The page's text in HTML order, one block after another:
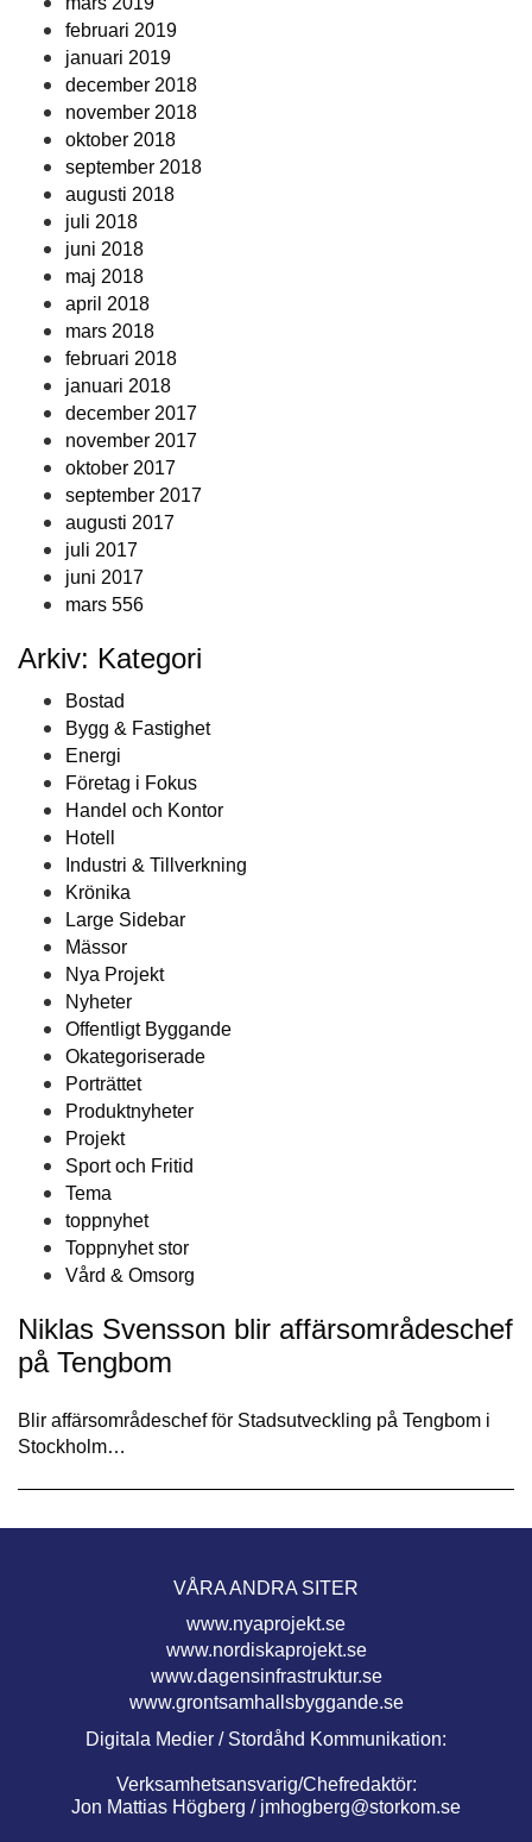
februari 2019
januari 2019
december 2018
november 2018
oktober 2018
september 2018
augusti 2018
juli 2018
juni 2018
maj 2018
april 2018
mars 2018
februari 2018
januari 2018
december 2017
november 2017
oktober 2017
september 2017
augusti 2017
juli 2017
juni 2017
mars 556
Arkiv: Kategori
Bostad
Bygg & Fastighet
Energi
Företag i Fokus
Handel och Kontor
Hotell
Industri & Tillverkning
Krönika
Large Sidebar
Mässor
Nya Projekt
Nyheter
Offentligt Byggande
Okategoriserade
Porträttet
Produktnyheter
Projekt
Sport och Fritid
Tema
toppnyhet
Toppnyhet stor
Vård & Omsorg
Niklas Svensson blir affärsområdeschef
på Tengbom
Blir affärsområdeschef för Stadsutveckling på Tengbom i
Stockholm…
VÅRA ANDRA SITER
www.nyaprojekt.se
www.nordiskaprojekt.se
www.dagensinfrastruktur.se
www.grontsamhallsbyggande.se
Digitala Medier / Stordåhd Kommunikation:
Verksamhetsansvarig/Chefredaktör:
Jon Mattias Högberg / jmhogberg@storkom.se